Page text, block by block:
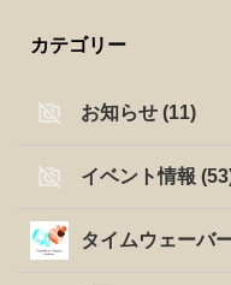
カテゴリー
お知らせ (11)
イベント情報
タイムウェーバ